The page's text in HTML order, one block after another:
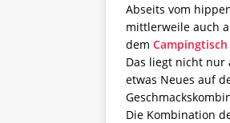
Abseits vom
mittlerweile auch
dem Campingtisch
Das liegt nicht nur
etwas Neues auf
Die Kombination